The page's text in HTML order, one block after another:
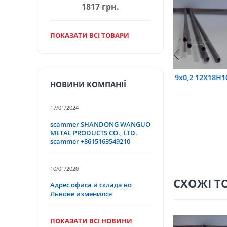
труба
СХОЖІ
1817 грн.
ПОКАЗАТИ ВСІ ТОВАРИ
НОВИНИ КОМПАНІЇ
17/01/2024
scammer SHANDONG WANGUO
METAL PRODUCTS CO., LTD.
scammer +8615163549210
10/01/2020
Адрес офиса и склада во
Львове изменился
ПОКАЗАТИ ВСІ НОВИНИ